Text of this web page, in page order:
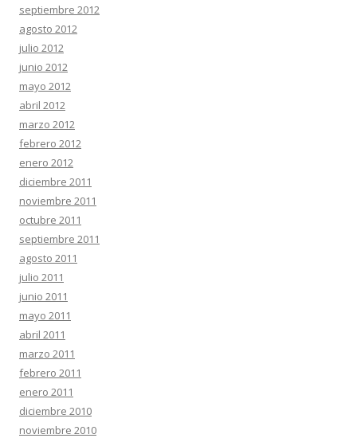
septiembre 2012
agosto 2012
julio 2012
junio 2012
mayo 2012
abril 2012
marzo 2012
febrero 2012
enero 2012
diciembre 2011
noviembre 2011
octubre 2011
septiembre 2011
agosto 2011
julio 2011
junio 2011
mayo 2011
abril 2011
marzo 2011
febrero 2011
enero 2011
diciembre 2010
noviembre 2010